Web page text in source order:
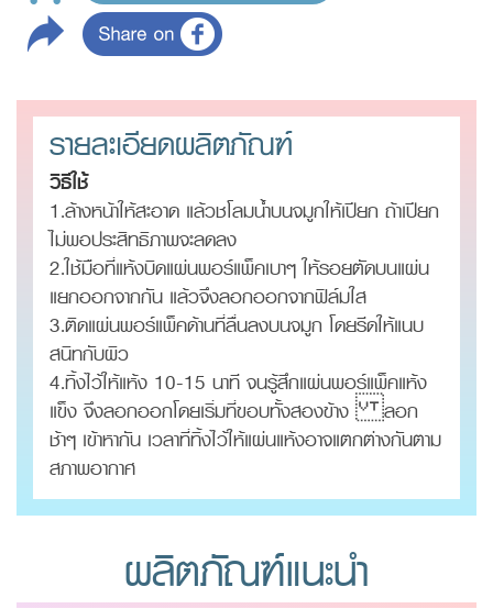
รายละเอียดผลิตภัณฑ์
วิธีใช้
1.ล้างหน้าให้สะอาด แล้วชโลมน้ำบนจมูกให้เปียก ถ้าเปียก
ไม่พอประสิทธิภาพจะลดลง
2.ใช้มือที่แห้งบิดแผ่นพอร์แพ็คเบาๆ ให้รอยตัดบนแผ่น
แยกออกจากกัน แล้วจึงลอกออกจากฟิล์มใส
3.ติดแผ่นพอร์แพ็คด้านที่ลื่นลงบนจมูก โดยรีดให้แนบ
สนิทกับผิว
4.ทิ้งไว้ให้แห้ง 10-15 นาที จนรู้สึกแผ่นพอร์แพ็คแห้ง
แข็ง จึงลอกออกโดยเริ่มที่ขอบทั้งสองข้าง ลอก
ช้าๆ เข้าหากัน เวลาที่ทิ้งไว้ให้แผ่นแห้งอาจแตกต่างกันตาม
สภาพอากาศ
ผลิตภัณฑ์แนะนำ